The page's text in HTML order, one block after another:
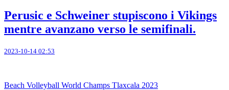
Perusic e Schweiner stupiscono i Vikings
mentre avanzano verso le semifinali.
2023-10-14 02:53
Beach Volleyball World Champs Tlaxcala 2023